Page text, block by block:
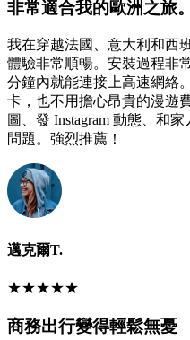
非常適合我的歐洲之旅。
我在穿越法國、意大利和西
體驗非常順暢。安裝過程
分鐘內就能連接上高速網絡
卡，也不用擔心昂貴的漫遊
圖、發 Instagram 動態、和
問題。強烈推薦！
邁克爾T.
★★★★★
商務出行變得輕鬆無憂